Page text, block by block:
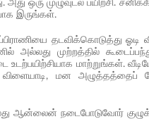
அது ஒரு முழுவுடல் பயிற்சி.
இருங்கள்.
தடவிக்கொடுத்து ஓடி
முற்றத்தில் கூடைப்பந்து
உடற்பயிற்சியாக மாற்றுங்கள்.
விளையாடி, மன
ஆன்லைன் நடைபோடுவோர்